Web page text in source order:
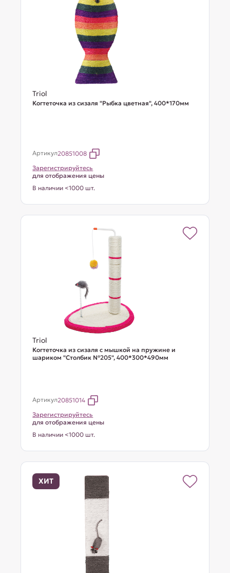
Triol
Когтеточка из сизаля "Рыбка цветная", 400*170мм
Артикул20851008
Зарегистрируйтесь
для отображения цены
В наличии <1000 шт.
Triol
Когтеточка из сизаля с мышкой на пружине и
шариком "Столбик №205", 400*300*490мм
Артикул20851014
Зарегистрируйтесь
для отображения цены
В наличии <1000 шт.
ХИТ